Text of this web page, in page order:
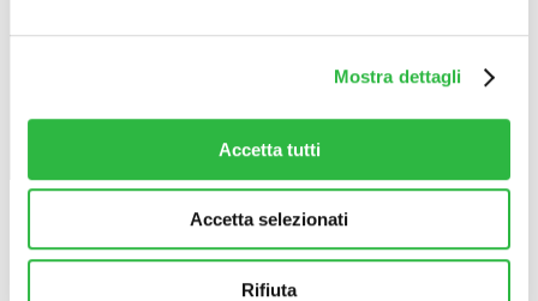
Mostra dettagli
Accetta tutti
Accetta selezionati
Rifiuta
Prezzo:600€ a zona, comprensivo di trattamento
Aggiungi al carrello
Alcune immagini del prima e dopo il trattamento